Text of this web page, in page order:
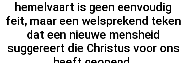
hemelvaart is geen eenvoudig
feit, maar een welsprekend teken
dat een nieuwe mensheid
suggereert die Christus voor ons